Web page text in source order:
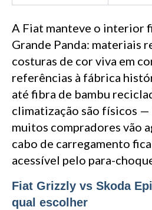
A Fiat manteve o interior
Grande Panda: materiais
costuras de cor viva em
referências à fábrica
até fibra de bambu
climatização são físicos —
muitos compradores vão
cabo de carregamento
acessível pelo para-
Fiat Grizzly vs Skoda
qual escolher